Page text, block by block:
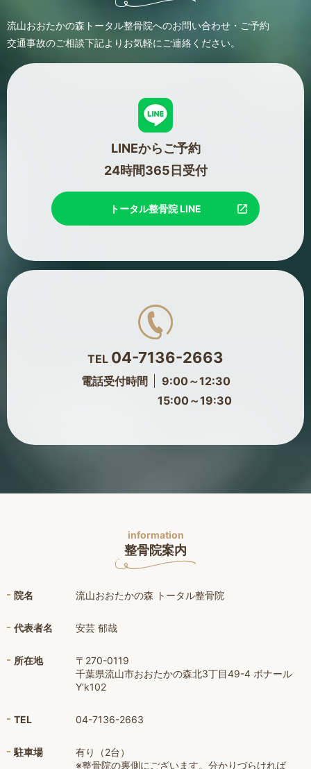
流山おおたかの森トータル整骨院へのお問い合わせ・ご予約
交通事故のご相談下記よりお気軽にご連絡ください。
LINEからご予約
24時間365日受付
トータル整骨院 LINE
TEL 04-7136-2663
電話受付時間
9:00～12:30
15:00～19:30
information
整骨院案内
院名 流山おおたかの森 トータル整骨院
代表者名 安芸 郁哉
所在地
〒270-0119
千葉県流山市おおたかの森北3丁目49-4 ボナール
Y’k102
TEL 04-7136-2663
駐車場
有り（2台）
※整骨院の裏側にございます。分かりづらければ